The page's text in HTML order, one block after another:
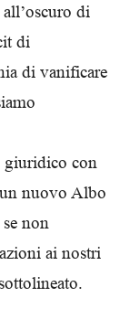
di
di
di vanificare
giuridico con
nuovo Albo
non
ai nostri